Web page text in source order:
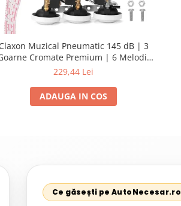
Claxon Muzical Pneumatic 145 dB | 3
Cromate Premium | 6 Melodii
Selectabile
229,44 Lei
ADAUGA IN COS
Ce găsești pe AutoNecesar.ro